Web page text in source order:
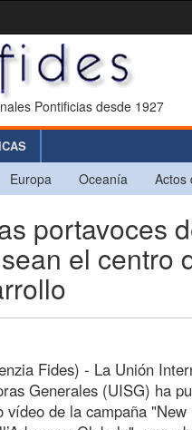
Pontificias desde 1927
Europa Oceanía Actos
portavoces
el centro
Fides) - La Unión
Generales (UISG) ha
vídeo de la campaña "New